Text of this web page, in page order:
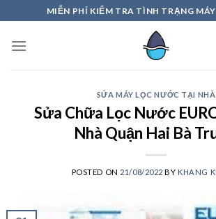
to
content
MIỄN PHÍ KIỂM TRA TÌNH TRẠNG
SỬA MÁY LỌC NƯỚC TẠI NHÀ
Sửa Chữa Lọc Nước
Nhà Quận Hai Bà
POSTED ON 21/08/2022 BY KHANG